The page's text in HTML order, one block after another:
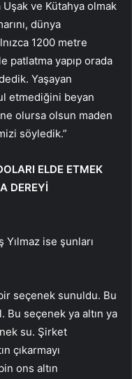
Uşak ve Kütahya olmak
dünya
1200 metre
patlatma yapıp orada
Yaşayan
etmediğini beyan
olursa olsun maden
söyledik.”
ELDE ETMEK
DEREYİ
ise şunları
seçenek sunuldu. Bu
Bu seçenek ya altın ya
su. Şirket
çıkarmayı
ons altın